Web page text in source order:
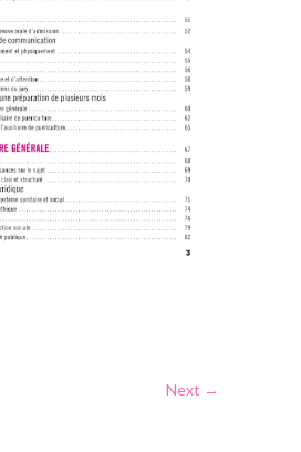
Next →